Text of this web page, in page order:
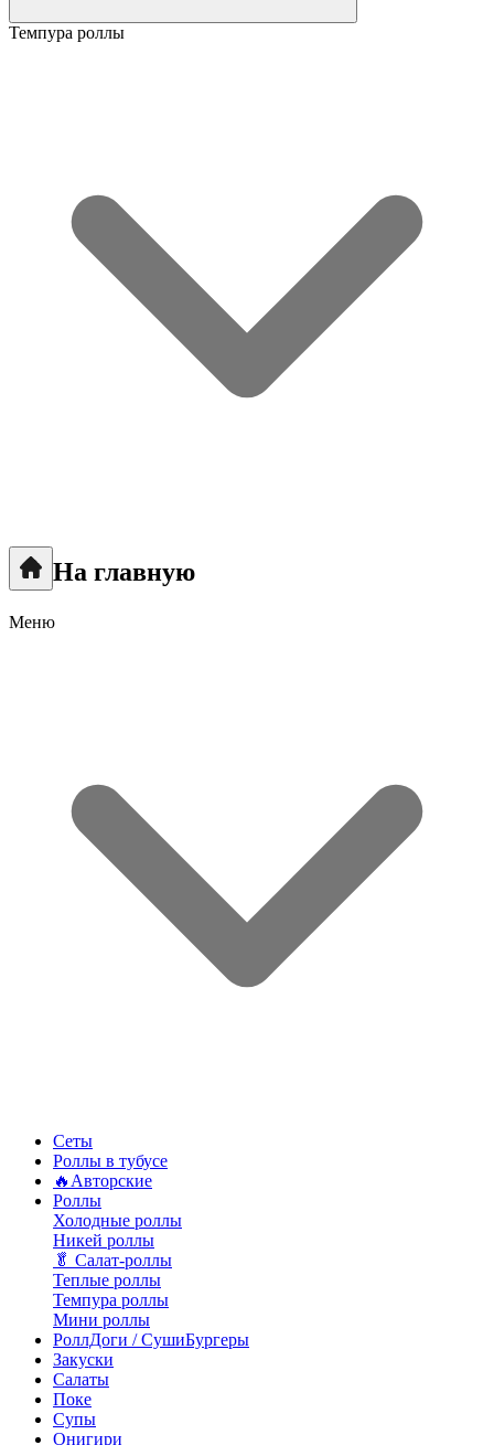
Темпура роллы
На главную
Меню
Сеты
Роллы в тубусе
🔥Авторские
Роллы
Холодные роллы
Никей роллы
🥬 Салат-роллы
Теплые роллы
Темпура роллы
Мини роллы
РоллДоги / СушиБургеры
Закуски
Салаты
Поке
Супы
Онигири